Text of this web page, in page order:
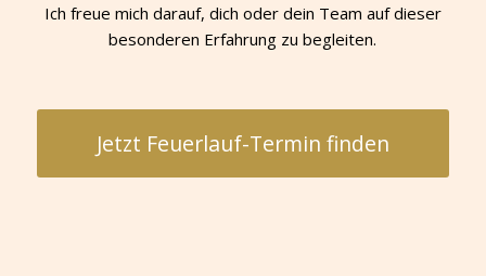
Ich freue mich darauf, dich oder dein Team auf dieser
besonderen Erfahrung zu begleiten.
Jetzt Feuerlauf-Termin finden